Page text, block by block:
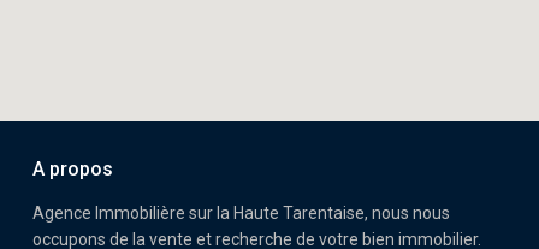
A propos
Agence Immobilière sur la Haute Tarentaise, nous nous
occupons de la vente et recherche de votre bien immobilier.